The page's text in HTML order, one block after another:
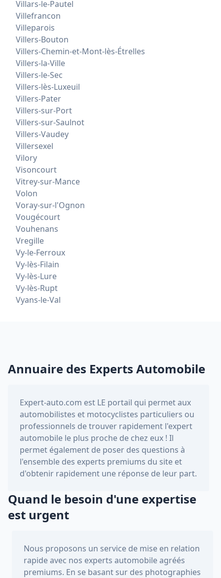
Villars-le-Pautel
Villefrancon
Villeparois
Villers-Bouton
Villers-Chemin-et-Mont-lès-Étrelles
Villers-la-Ville
Villers-le-Sec
Villers-lès-Luxeuil
Villers-Pater
Villers-sur-Port
Villers-sur-Saulnot
Villers-Vaudey
Villersexel
Vilory
Visoncourt
Vitrey-sur-Mance
Volon
Voray-sur-l'Ognon
Vougécourt
Vouhenans
Vregille
Vy-le-Ferroux
Vy-lès-Filain
Vy-lès-Lure
Vy-lès-Rupt
Vyans-le-Val
Annuaire des Experts Automobile
Expert-auto.com est LE portail qui permet aux
automobilistes et motocyclistes particuliers ou
professionnels de trouver rapidement l'expert
automobile le plus proche de chez eux ! Il
permet également de poser des questions à
l'ensemble des experts premiums du site et
d'obtenir rapidement une réponse de leur part.
Quand le besoin d'une expertise
est urgent
Nous proposons un service de mise en relation
rapide avec nos experts automobile agréés
premiums. En se basant sur des photographies